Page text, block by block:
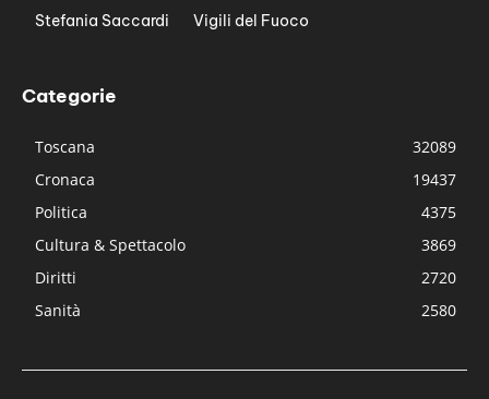
Stefania Saccardi
Vigili del Fuoco
Categorie
Toscana
32089
Cronaca
19437
Politica
4375
Cultura & Spettacolo
3869
Diritti
2720
Sanità
2580